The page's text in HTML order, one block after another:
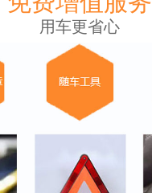
用车更省心